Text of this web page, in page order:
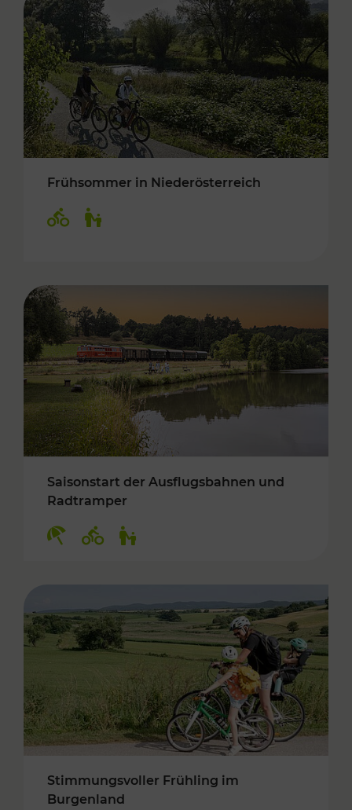
Frühsommer in Niederösterreich
Saisonstart der Ausflugsbahnen und
Radtramper
Stimmungsvoller Frühling im
Burgenland